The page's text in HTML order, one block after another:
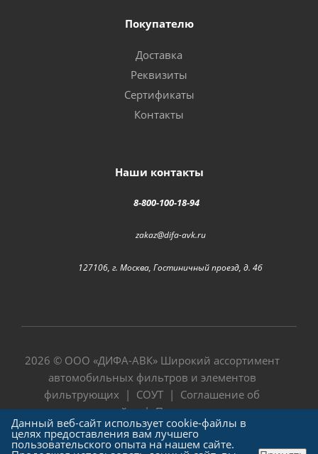
Покупателю
Доставка
Реквизиты
Сертификаты
Контакты
Наши контакты
8-800-100-18-94
zakaz@difa-avk.ru
127106, г. Москва, Гостиничный проезд, д. 4б
2026 © ООО «ДИФА-АВК» Широкий ассортимент
автомобильных фильтров и элементов
фильтрующих | СОУТ | Соглашение об
использовании сайта|Политика в отношении
обработки персональных данных
Данный веб-сайт использует cookie-файлы в
целях предоставления вам лучшего
пользовательского опыта на нашем сайте.